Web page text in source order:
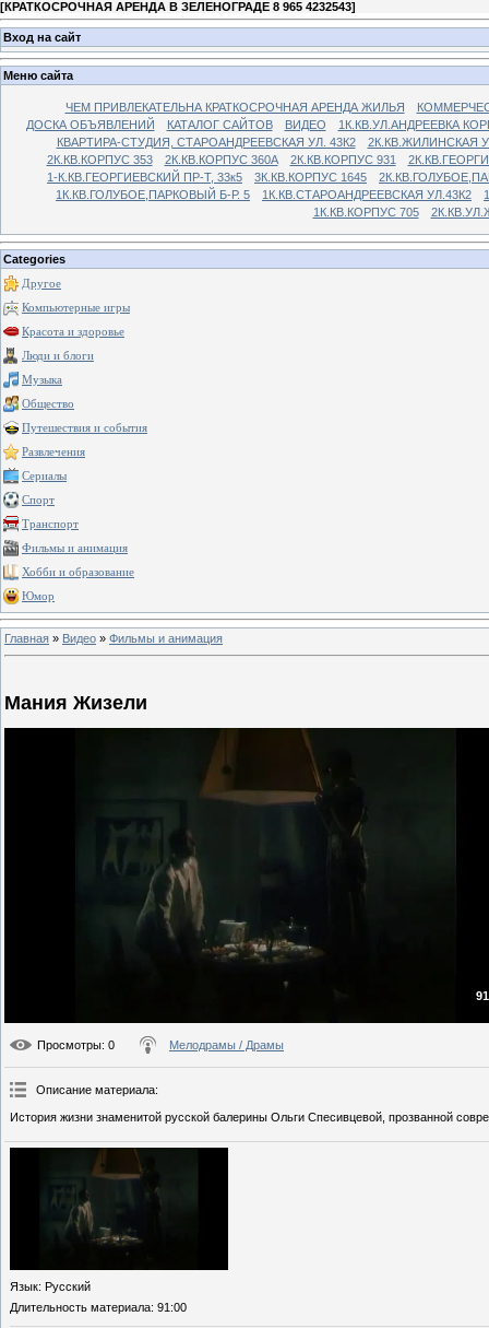
[КРАТКОСРОЧНАЯ АРЕНДА В ЗЕЛЕНОГРАДЕ 8 965 4232543]
Вход на сайт
Меню сайта
ЧЕМ ПРИВЛЕКАТЕЛЬНА КРАТКОСРОЧНАЯ АРЕНДА ЖИЛЬЯ
ДОСКА ОБЪЯВЛЕНИЙ
КАТАЛОГ САЙТОВ ВИДЕО
1К.КВ.УЛ.АНДРЕЕВКА
КВАРТИРА-СТУДИЯ, СТАРОАНДРЕЕВСКАЯ УЛ. 43К2
2К.КВ.ЖИЛИНСКАЯ
2К.КВ.КОРПУС 353
2К.КВ.КОРПУС 360А 2К.КВ.КОРПУС 931
1-К.КВ.ГЕОРГИЕВСКИЙ ПР-Т, 33к5
3К.КВ.КОРПУС 1645
1К.КВ.ГОЛУБОЕ,ПАРКОВЫЙ Б-Р. 5
1К.КВ.СТАРОАНДРЕЕВСКАЯ УЛ.43К2
1К.КВ.КОРПУС 705
Categories
Другое
Компьютерные игры
Красота и здоровье
Люди и блоги
Музыка
Общество
Путешествия и события
Развлечения
Сериалы
Спорт
Транспорт
Фильмы и анимация
Хобби и образование
Юмор
Главная » Видео » Фильмы и анимация
Мания Жизели
Просмотры: 0 Мелодрамы / Драмы
Описание материала:
История жизни знаменитой русской балерины Ольги Спесивцевой, прозванной
Язык: Русский
Длительность материала: 91:00